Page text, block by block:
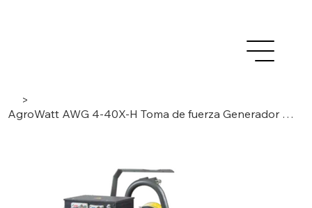
>
AgroWatt AWG 4-40X-H Toma de fuerza Generador para uso doméstico y de campo 40,5kVA